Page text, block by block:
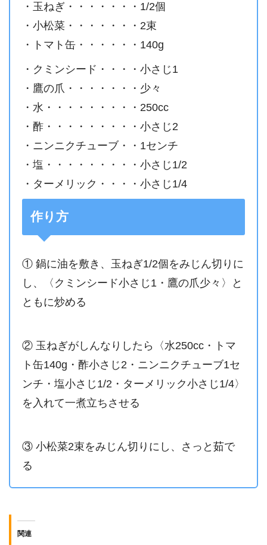
・玉ねぎ・・・・・・・1/2個
・小松菜・・・・・・・2束
・トマト缶・・・・・・140g
・クミンシード・・・・小さじ1
・鷹の爪・・・・・・・少々
・水・・・・・・・・・250cc
・酢・・・・・・・・・小さじ2
・ニンニクチューブ・・1センチ
・塩・・・・・・・・・小さじ1/2
・ターメリック・・・・小さじ1/4
作り方
① 鍋に油を敷き、玉ねぎ1/2個をみじん切りに
し、〈クミンシード小さじ1・鷹の爪少々〉と
ともに炒める
② 玉ねぎがしんなりしたら〈水250cc・トマ
ト缶140g・酢小さじ2・ニンニクチューブ1セ
ンチ・塩小さじ1/2・ターメリック小さじ1/4〉
を入れて一煮立ちさせる
③ 小松菜2束をみじん切りにし、さっと茹で
る
関連